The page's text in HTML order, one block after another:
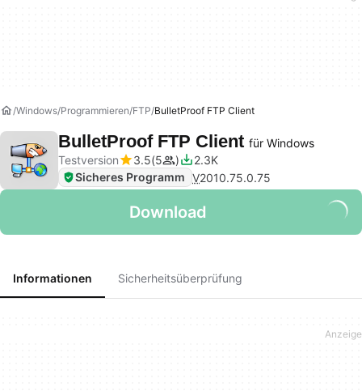
Windows Programmieren FTP BulletProof FTP Client
BulletProof FTP Client für Windows
Testversion
3.5 5
2.3K
Sicheres Programm V2010.75.0.75
Download
Informationen Sicherheitsüberprüfung